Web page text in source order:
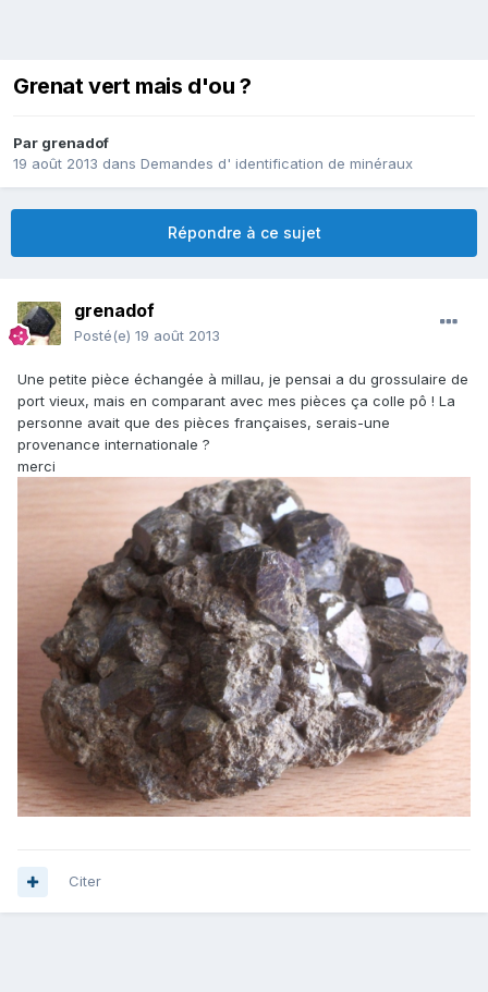
Grenat vert mais d'ou ?
Par grenadof
19 août 2013 dans Demandes d' identification de minéraux
Répondre à ce sujet
grenadof
Posté(e) 19 août 2013
Une petite pièce échangée à millau, je pensai a du grossulaire de
port vieux, mais en comparant avec mes pièces ça colle pô ! La
personne avait que des pièces françaises, serais-une
provenance internationale ?
merci
Citer